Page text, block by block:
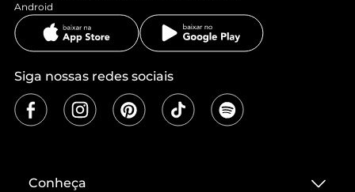
Android
Siga nossas redes sociais
Conheça